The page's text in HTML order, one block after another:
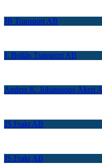
JB Transport AB
J. Bollås Transport AB
Anders K. Johanssons Åkeri
JS Frakt AB
JS Frakt AB